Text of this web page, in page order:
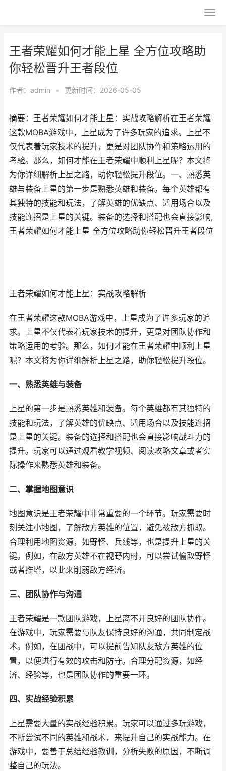
王者荣耀如何才能上星 全方位攻略助
你轻松晋升王者段位
作者： admin • 更新时间：2026-05-05
摘要：王者荣耀如何才能上星：实战攻略解析在王者荣耀
这款MOBA游戏中，上星成为了许多玩家的追求。上星不
仅代表着玩家技术的提升，更是对团队协作和策略运用的
考验。那么，如何才能在王者荣耀中顺利上星呢？本文将
为你详细解析上星之路，助你轻松提升段位。一、熟悉英
雄与装备上星的第一步是熟悉英雄和装备。每个英雄都有
其独特的技能和玩法，了解英雄的优缺点、适用场合以及
技能连招是上星的关键。装备的选择和搭配也会直接影响,
王者荣耀如何才能上星 全方位攻略助你轻松晋升王者段位
王者荣耀如何才能上星：实战攻略解析
在王者荣耀这款MOBA游戏中，上星成为了许多玩家的追
求。上星不仅代表着玩家技术的提升，更是对团队协作和
策略运用的考验。那么，如何才能在王者荣耀中顺利上星
呢？本文将为你详细解析上星之路，助你轻松提升段位。
一、熟悉英雄与装备
上星的第一步是熟悉英雄和装备。每个英雄都有其独特的
技能和玩法，了解英雄的优缺点、适用场合以及技能连招
是上星的关键。装备的选择和搭配也会直接影响战斗力的
提升。玩家可以通过观看教学视频、阅读攻略文章或者实
际操作来熟悉英雄和装备。
二、掌握地图意识
地图意识是王者荣耀中非常重要的一个环节。玩家需要时
刻关注小地图，了解敌方英雄的位置，避免被敌方抓取。
合理利用地图资源，如野怪、兵线等，也是提升上星的关
键。例如，在敌方英雄不在视野内时，可以尝试偷取野怪
或者推塔，以此来削弱敌方经济。
三、团队协作与沟通
王者荣耀是一款团队游戏，上星离不开良好的团队协作。
在游戏中，玩家需要与队友保持良好的沟通，共同制定战
术。例如，在团战中，可以提前告知队友敌方英雄的位
置，以便进行有效的攻击和防守。合理分配资源，如经
济、经验等，也是团队协作的重要一环。
四、实战经验积累
上星需要大量的实战经验积累。玩家可以通过多玩游戏，
不断尝试不同的英雄和战术，来提升自己的实战能力。在
游戏中，要善于总结经验教训，分析失败的原因，不断调
整自己的玩法。